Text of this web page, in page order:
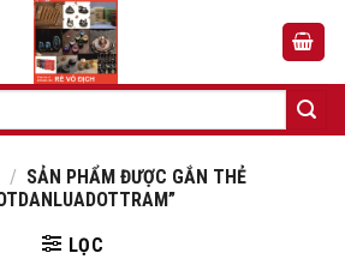
/ SẢN PHẨM ĐƯỢC GẮN THẺ
LỌC